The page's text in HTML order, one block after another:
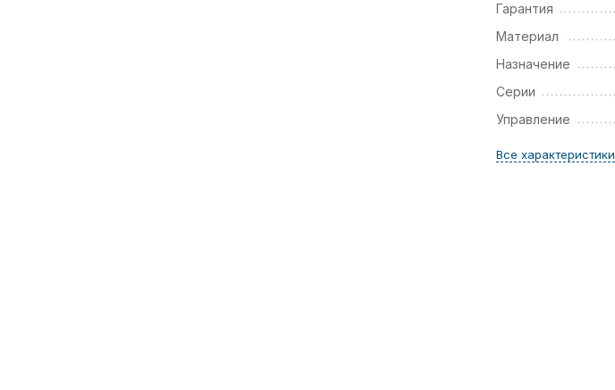
Гарантия
Материал
Назначение
Серии
Управление
Все характеристики